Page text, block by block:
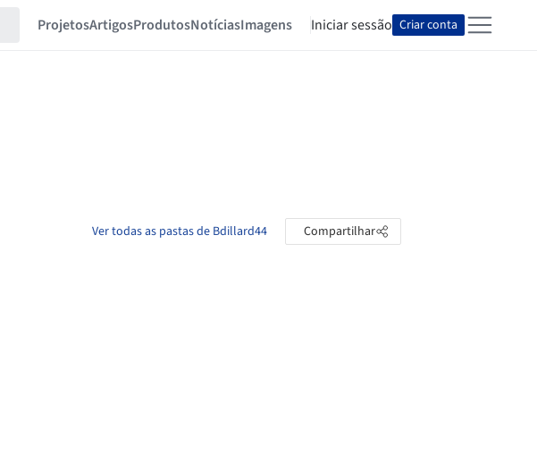
ProjetosArtigosProdutosNotíciasImagens Iniciar sessão Criar conta
Ver todas as pastas de Bdillard44 Compartilhar